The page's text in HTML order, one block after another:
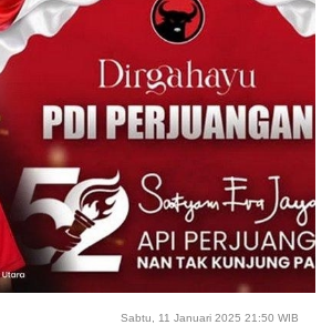
Sabtu, 11 Januari 2025 21:50 WIB